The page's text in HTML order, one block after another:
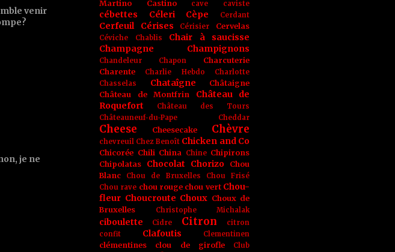
venir
je ne
Martino
Castino cave caviste
cébettes Céleri Cèpe Cerdant
Cerfeuil Cérises Cérisier Cervelas
Céviche Chablis
Chair à saucisse
Champagne
Champignons
Chandeleur Chapon
Charcuterie
Charente
Charlie Hebdo
Charlotte
Chasselas
Chataîgne
Châtaigne
Château de Montfrin
Château de
Roquefort
Château des Tours
Châteauneuf-du-Pape
Cheddar
Cheese Cheesecake Chèvre
chevreuil Chez Benoît Chicken and Co
Chicorée Chili China Chine Chipirons
Chipolatas
Chocolat Chorizo
Chou
Blanc
Chou de Bruxelles
Chou Frisé
Chou rave chou rouge chou vert Chou-
fleur Choucroute Choux Choux de
Bruxelles
Christophe Michalak
ciboulette Cidre Citron
citron
confit
Clafoutis Clementinen
clémentines clou de girofle
Club